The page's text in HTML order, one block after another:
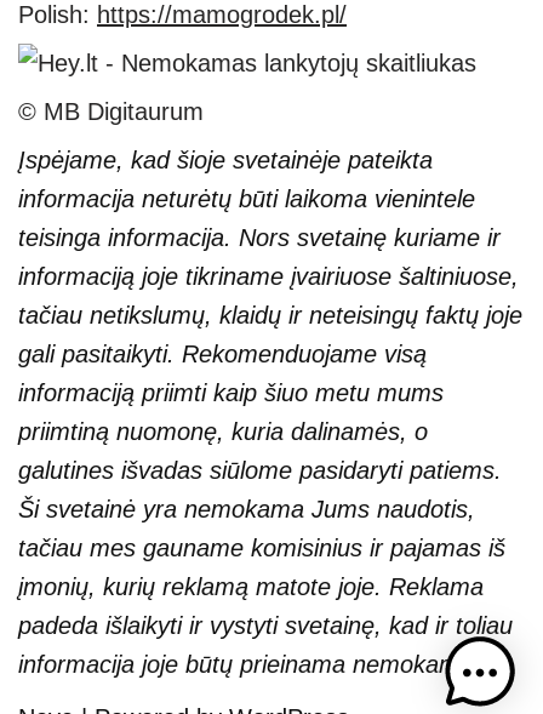
Polish: https://mamogrodek.pl/
© MB Digitaurum
Įspėjame, kad šioje svetainėje pateikta
informacija neturėtų būti laikoma vienintele
teisinga informacija. Nors svetainę kuriame ir
informaciją joje tikriname įvairiuose šaltiniuose,
tačiau netikslumų, klaidų ir neteisingų faktų joje
gali pasitaikyti. Rekomenduojame visą
informaciją priimti kaip šiuo metu mums
priimtiną nuomonę, kuria dalinamės, o
galutines išvadas siūlome pasidaryti patiems.
Ši svetainė yra nemokama Jums naudotis,
tačiau mes gauname komisinius ir pajamas iš
įmonių, kurių reklamą matote joje. Reklama
padeda išlaikyti ir vystyti svetainę, kad ir toliau
informacija joje būtų prieinama nemokamai.